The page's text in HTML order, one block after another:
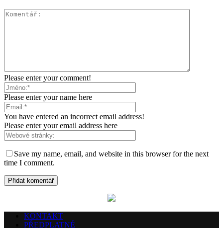
Please enter your comment!
Please enter your name here
You have entered an incorrect email address!
Please enter your email address here
Save my name, email, and website in this browser for the next
time I comment.
KONTAKT
PŘEDPLATNÉ